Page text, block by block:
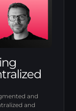
and
and